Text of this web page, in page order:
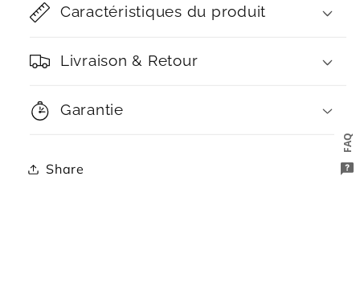
Caractéristiques du produit
Livraison & Retour
Garantie
Share
FAQ